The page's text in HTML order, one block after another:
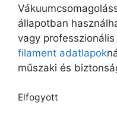
állapotban
vagy
filament adatlapok
műszaki és
Elfogyott